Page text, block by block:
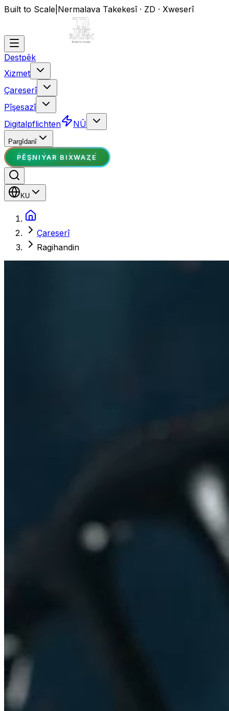
Built to Scale Nermalava Takekesî · ZD · Xweserî
Destpêk
Xizmet
Çareserî
Pîşesazî
Digitalpflichten
NÛ
Pargîdanî
PÊŞNIYAR BIXWAZE
KU
Çareserî
Ragihandin